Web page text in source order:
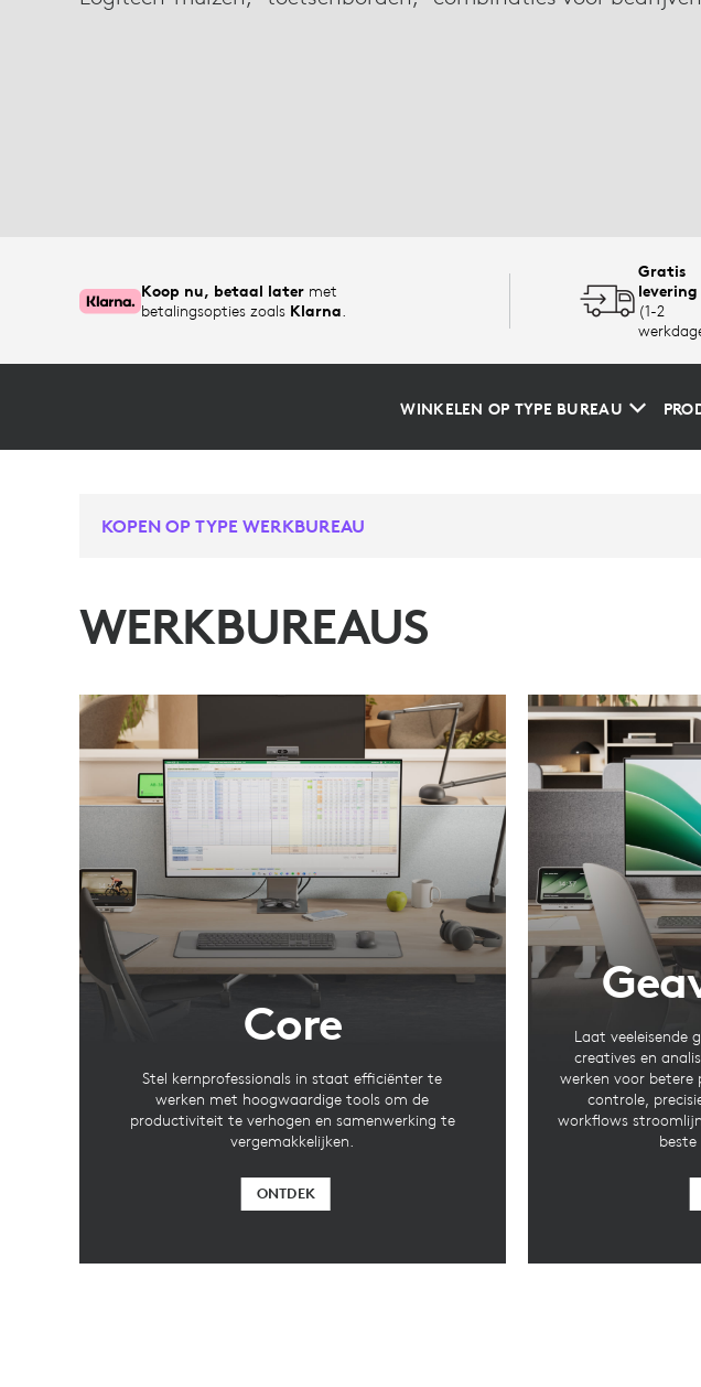
LIJN
Koop nu, betaal later met
betalingsopties zoals Klarna
Gratis
levering
(1-2
WINKELEN OP TYPE BUREAU
KOPEN OP TYPE WERKBUREAU
WERKBUREAUS
Core
Stel kernprofessionals in staat efficiënter te
werken met hoogwaardige tools om de
productiviteit te verhogen en samenwerking te
vergemakkelijken.
ONTDEK
Laat veeleisende
creatives en
werken voor betere
controle,
workflows
beste